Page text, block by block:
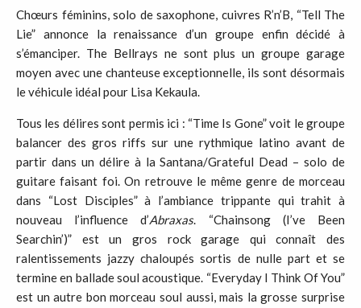
Chœurs féminins, solo de saxophone, cuivres R’n’B, “Tell The
Lie” annonce la renaissance d’un groupe enfin décidé à
s’émanciper. The Bellrays ne sont plus un groupe garage
moyen avec une chanteuse exceptionnelle, ils sont désormais
le véhicule idéal pour Lisa Kekaula.
Tous les délires sont permis ici : “Time Is Gone” voit le groupe
balancer des gros riffs sur une rythmique latino avant de
partir dans un délire à la Santana/Grateful Dead – solo de
guitare faisant foi. On retrouve le même genre de morceau
dans “Lost Disciples” à l’ambiance trippante qui trahit à
nouveau l’influence d’Abraxas. “Chainsong (I’ve Been
Searchin’)” est un gros rock garage qui connaît des
ralentissements jazzy chaloupés sortis de nulle part et se
termine en ballade soul acoustique. “Everyday I Think Of You”
est un autre bon morceau soul aussi, mais la grosse surprise